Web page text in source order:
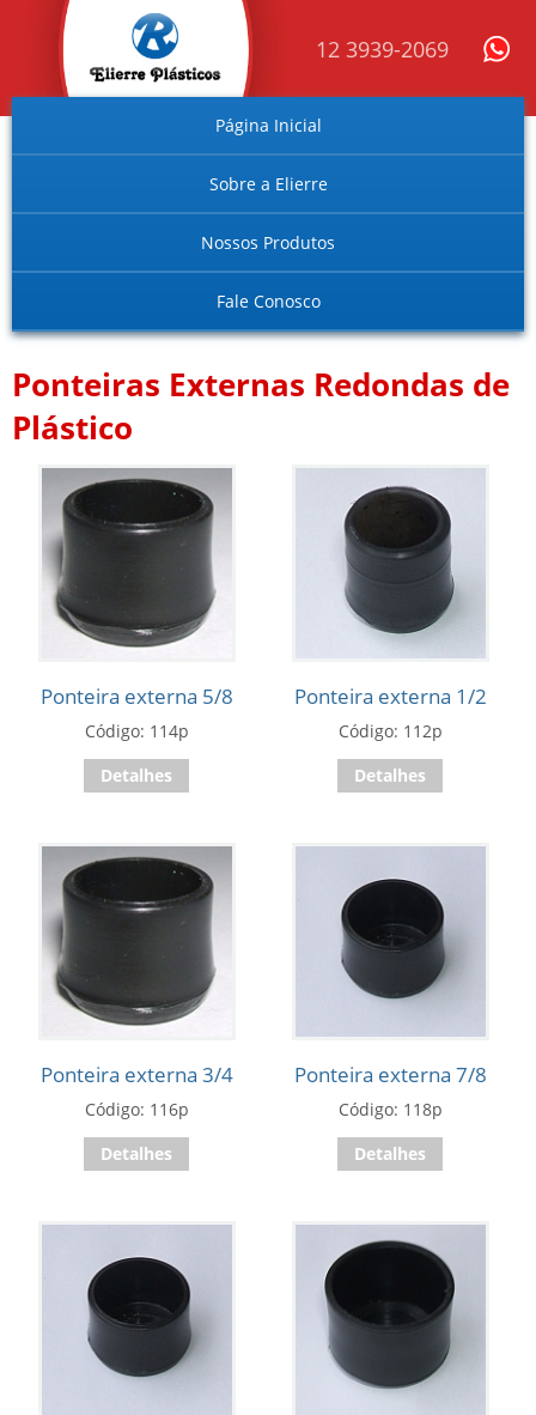
12 3939-2069
Página Inicial
Sobre a Elierre
Nossos Produtos
Fale Conosco
Ponteiras Externas Redondas de
Plástico
Ponteira externa 5/8
Código: 114p
Detalhes
Ponteira externa 1/2
Código: 112p
Detalhes
Ponteira externa 3/4
Código: 116p
Detalhes
Ponteira externa 7/8
Código: 118p
Detalhes